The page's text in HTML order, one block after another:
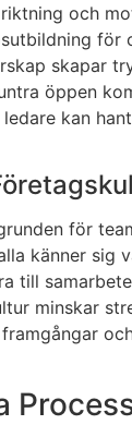
och
för
skapar
öppen
kan
för
känner sig
till
minskar